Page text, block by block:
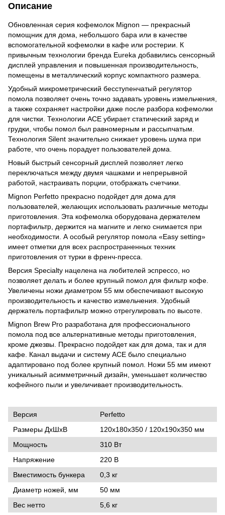
Описание
Обновленная серия кофемолок Mignon — прекрасный
помощник для дома, небольшого бара или в качестве
вспомогательной кофемолки в кафе или ростерии. К
привычным технологии бренда Eureka добавились сенсорный
дисплей управления и повышенная производительность,
помещены в металлический корпус компактного размера.
Удобный микрометрический бесступенчатый регулятор
помола позволяет очень точно задавать уровень измельчения,
а также сохраняет настройки даже после разбора кофемолки
для чистки. Технологии ACE убирает статический заряд и
грудки, чтобы помол был равномерным и рассыпчатым.
Технология Silent значительно снижает уровень шума при
работе, что очень порадует пользователей дома.
Новый быстрый сенсорный дисплей позволяет легко
переключаться между двумя чашками и непрерывной
работой, настраивать порции, отображать счетчики.
Mignon Perfetto прекрасно подойдет для дома для
пользователей, желающих использовать различные методы
приготовления. Эта кофемолка оборудована держателем
портафильтр, держится на магните и легко снимается при
необходимости. А особый регулятор помола «Easy setting»
имеет отметки для всех распространенных техник
приготовления от турки в френч-пресса.
Версия Specialty нацелена на любителей эспрессо, но
позволяет делать и более крупный помол для фильтр кофе.
Увеличены ножи диаметром 55 мм обеспечивают высокую
производительность и качество измельчения. Удобный
держатель портафильтр можно отрегулировать по высоте.
Mignon Brew Pro разработана для профессионального
помола под все альтернативные методы приготовления,
кроме джезвы. Прекрасно подойдет как для дома, так и для
кафе. Канал выдачи и систему ACE было специально
адаптировано под более крупный помол. Ножи 55 мм имеют
уникальный асимметричный дизайн, уменьшает количество
кофейного пыли и увеличивает производительность.
Версия
Perfetto
Размеры ДxШxВ
120x180x350 / 120x190x350 мм
Мощность
310 Вт
Напряжение
220 В
Вместимость бункера
0,3 кг
Диаметр ножей, мм
50 мм
Вес нетто
5,6 кг